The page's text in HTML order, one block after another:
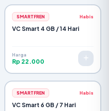
SMARTFREN Habis
VC Smart 4 GB / 14 Hari
Harga
Rp 22.000
SMARTFREN Habis
VC Smart 6 GB / 7 Hari